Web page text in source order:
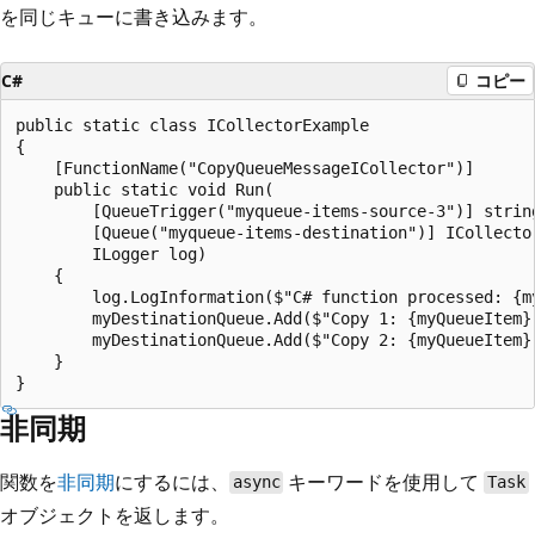
を同じキューに書き込みます。
C# コピー
public static class ICollectorExample
{
    [FunctionName("CopyQueueMessageICollector")]
    public static void Run(
[QueueTrigger("myqueue-items-source-3")]
[Queue("myqueue-items-destination")]
        ILogger log)
    {
log.LogInformation($"C# function processed:
myDestinationQueue.Add($"Copy 1:
myDestinationQueue.Add($"Copy 2:
    }
非同期
関数を非同期にするには、 async キーワードを使用してTask
オブジェクトを返します。